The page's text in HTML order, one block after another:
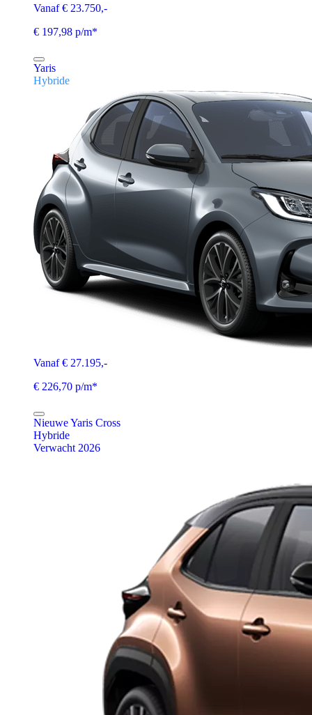
Vanaf € 23.750,-
€ 197,98 p/m*
Yaris
Hybride
Vanaf € 27.195,-
€ 226,70 p/m*
Nieuwe Yaris Cross
Hybride
Verwacht 2026